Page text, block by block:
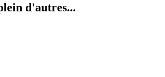
d'autres...